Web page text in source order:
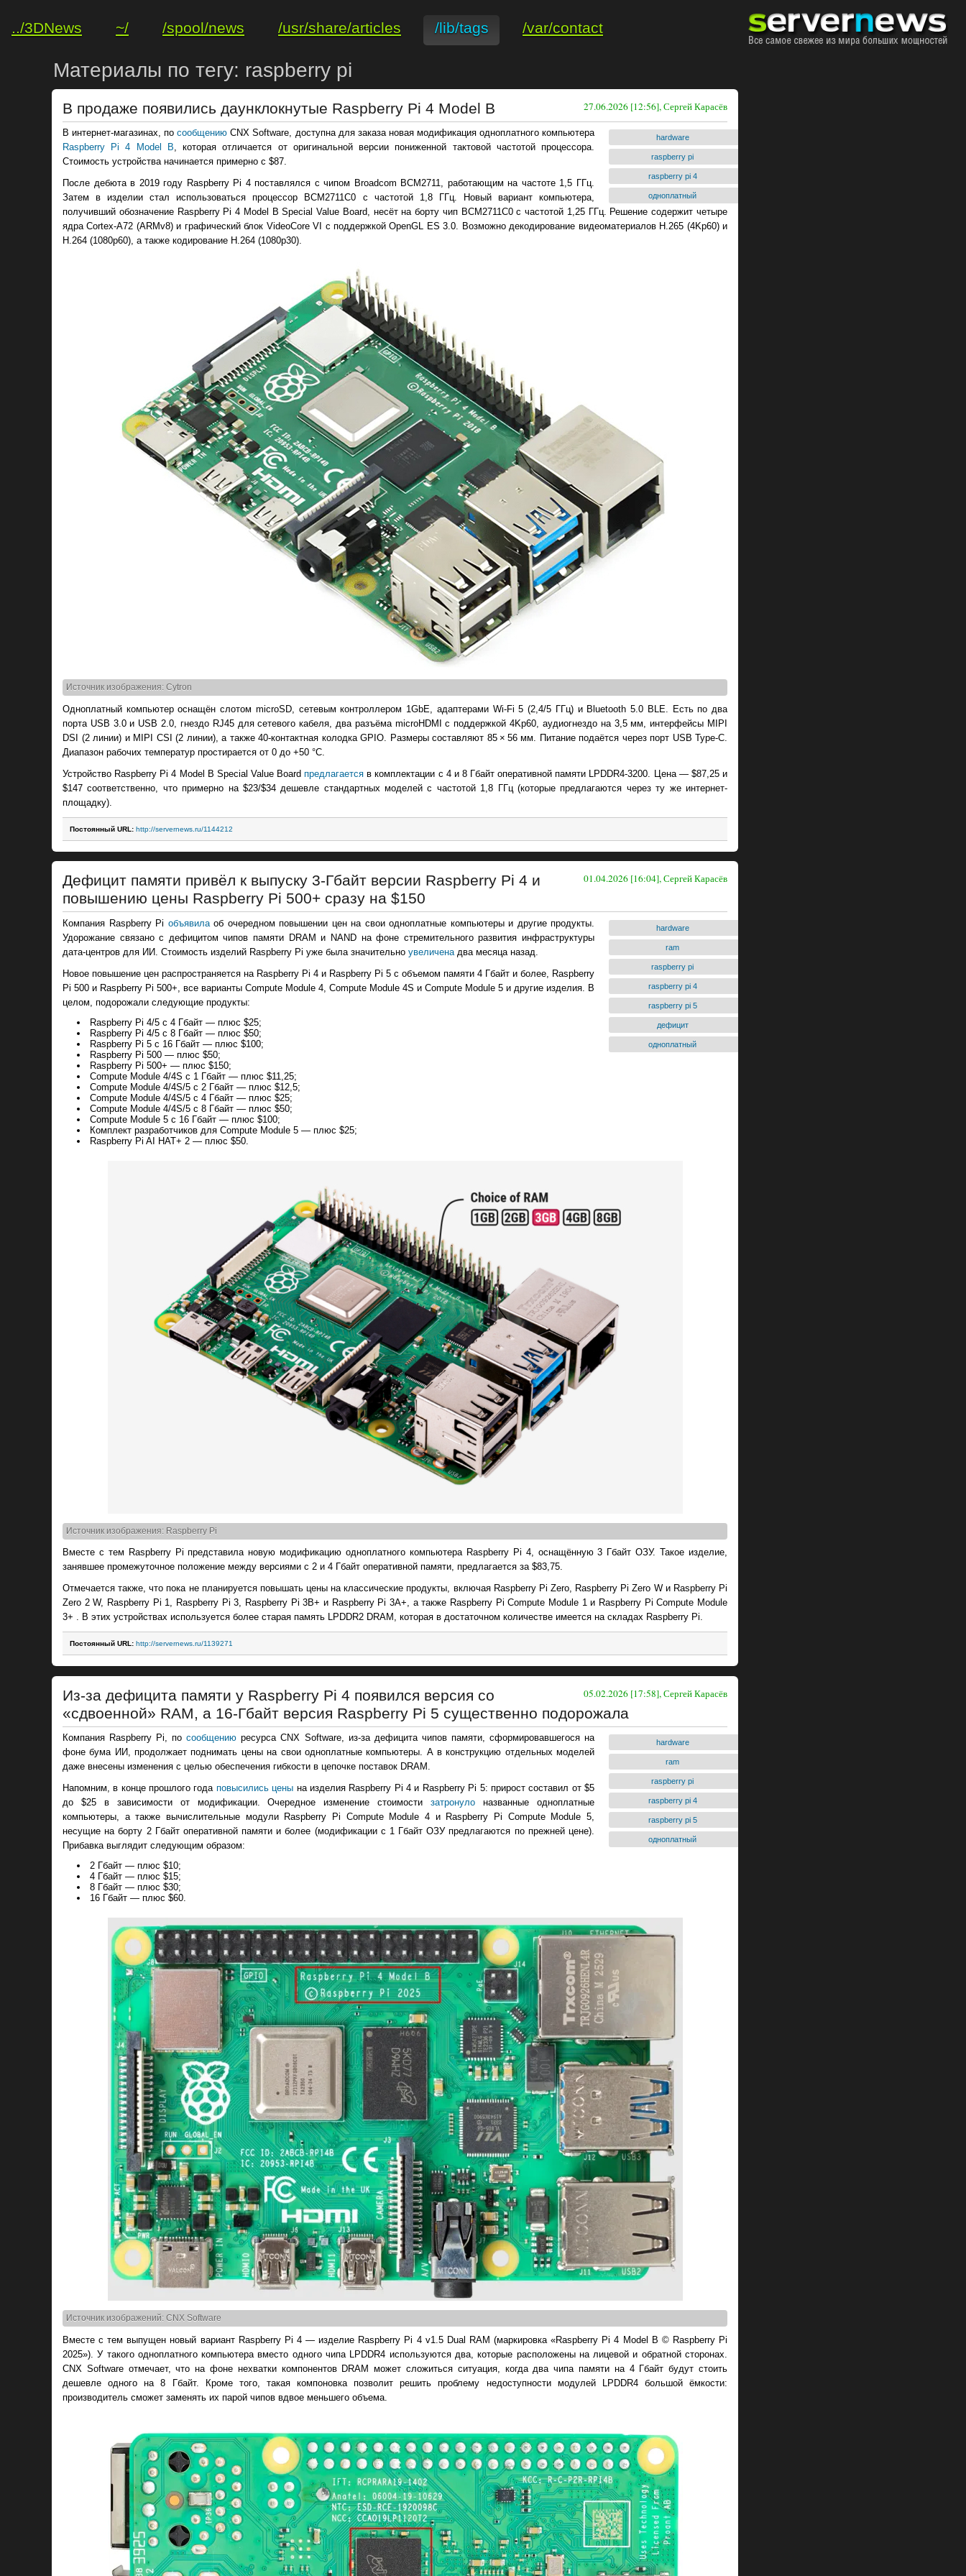
../3DNews ~/ /spool/news /usr/share/articles /lib/tags /var/contact
Материалы по тегу: raspberry pi
27.06.2026 [12:56], Сергей Карасёв
В продаже появились даунклокнутые Raspberry Pi 4 Model B
hardware
raspberry pi
raspberry pi 4
одноплатный
В интернет-магазинах, посообщению CNX Software, доступна для заказа новая модификация одноплатного компьютера
Raspberry Pi 4 Model B, которая отличается от оригинальной версии пониженной тактовой частотой процессора.
Стоимость устройства начинается примерно с $87.
После дебюта в 2019 году Raspberry Pi 4 поставлялся с чипом Broadcom BCM2711, работающим на частоте 1,5 ГГц.
Затем в изделии стал использоваться процессор BCM2711C0 с частотой 1,8 ГГц. Новый вариант компьютера,
получивший обозначение Raspberry Pi 4 Model B Special Value Board, несёт на борту чип BCM2711C0 с частотой 1,25 ГГц. Решение содержит четыре
ядра Cortex-A72 (ARMv8) и графический блок VideoCore VI с поддержкой OpenGL ES 3.0. Возможно декодирование видеоматериалов H.265 (4Kp60) и
H.264 (1080p60), а также кодирование H.264 (1080p30).
Источник изображения: Cytron
Одноплатный компьютер оснащён слотом microSD, сетевым контроллером 1GbE, адаптерами Wi-Fi 5 (2,4/5 ГГц) и Bluetooth 5.0 BLE. Есть по два
порта USB 3.0 и USB 2.0, гнездо RJ45 для сетевого кабеля, два разъёма microHDMI с поддержкой 4Kp60, аудиогнездо на 3,5 мм, интерфейсы MIPI
DSI (2 линии) и MIPI CSI (2 линии), а также 40-контактная колодка GPIO. Размеры составляют 85 × 56 мм. Питание подаётся через порт USB Type-C.
Диапазон рабочих температур простирается от 0 до +50 °C.
Устройство Raspberry Pi 4 Model B Special Value Boardпредлагается в комплектации с 4 и 8 Гбайт оперативной памяти LPDDR4-3200. Цена — $87,25 и
$147 соответственно, что примерно на $23/$34 дешевле стандартных моделей с частотой 1,8 ГГц (которые предлагаются через ту же интернет-
площадку).
Постоянный URL: http://servernews.ru/1144212
01.04.2026 [16:04], Сергей Карасёв
Дефицит памяти привёл к выпуску 3-Гбайт версии Raspberry Pi 4 и
повышению цены Raspberry Pi 500+ сразу на $150
hardware
ram
raspberry pi
raspberry pi 4
raspberry pi 5
дефицит
одноплатный
Компания Raspberry Pi объявилаоб очередном повышении цен на свои одноплатные компьютеры и другие продукты.
Удорожание связано с дефицитом чипов памяти DRAM и NAND на фоне стремительного развития инфраструктуры
дата-центров для ИИ. Стоимость изделий Raspberry Pi уже была значительно увеличена два месяца назад.
Новое повышение цен распространяется на Raspberry Pi 4 и Raspberry Pi 5 с объемом памяти 4 Гбайт и более, Raspberry
Pi 500 и Raspberry Pi 500+, все варианты Compute Module 4, Compute Module 4S и Compute Module 5 и другие изделия. В
целом, подорожали следующие продукты:
Raspberry Pi 4/5 с 4 Гбайт — плюс $25;
Raspberry Pi 4/5 с 8 Гбайт — плюс $50;
Raspberry Pi 5 с 16 Гбайт — плюс $100;
Raspberry Pi 500 — плюс $50;
Raspberry Pi 500+ — плюс $150;
Compute Module 4/4S с 1 Гбайт — плюс $11,25;
Compute Module 4/4S/5 с 2 Гбайт — плюс $12,5;
Compute Module 4/4S/5 с 4 Гбайт — плюс $25;
Compute Module 4/4S/5 с 8 Гбайт — плюс $50;
Compute Module 5 с 16 Гбайт — плюс $100;
Комплект разработчиков для Compute Module 5 — плюс $25;
Raspberry Pi AI HAT+ 2 — плюс $50.
Источник изображения: Raspberry Pi
Вместе с тем Raspberry Pi представила новую модификацию одноплатного компьютера Raspberry Pi 4, оснащённую 3 Гбайт ОЗУ. Такое изделие,
занявшее промежуточное положение между версиями с 2 и 4 Гбайт оперативной памяти, предлагается за $83,75.
Отмечается также, что пока не планируется повышать цены на классические продукты, включая Raspberry Pi Zero, Raspberry Pi Zero W и Raspberry Pi
Zero 2 W, Raspberry Pi 1, Raspberry Pi 3, Raspberry Pi 3B+ и Raspberry Pi 3A+, а также Raspberry Pi Compute Module 1 и Raspberry Pi Compute Module
3+ . В этих устройствах используется более старая память LPDDR2 DRAM, которая в достаточном количестве имеется на складах Raspberry Pi.
Постоянный URL: http://servernews.ru/1139271
05.02.2026 [17:58], Сергей Карасёв
Из-за дефицита памяти у Raspberry Pi 4 появился версия со
«сдвоенной» RAM, а 16-Гбайт версия Raspberry Pi 5 существенно подорожала
hardware
ram
raspberry pi
raspberry pi 4
raspberry pi 5
одноплатный
Компания Raspberry Pi, посообщению ресурса CNX Software, из-за дефицита чипов памяти, сформировавшегося на
фоне бума ИИ, продолжает поднимать цены на свои одноплатные компьютеры. А в конструкцию отдельных моделей
даже внесены изменения с целью обеспечения гибкости в цепочке поставок DRAM.
Напомним, в конце прошлого года повысились цены на изделия Raspberry Pi 4 и Raspberry Pi 5: прирост составил от $5
до $25 в зависимости от модификации. Очередное изменение стоимостизатронуло названные одноплатные
компьютеры, а также вычислительные модули Raspberry Pi Compute Module 4 и Raspberry Pi Compute Module 5,
несущие на борту 2 Гбайт оперативной памяти и более (модификации с 1 Гбайт ОЗУ предлагаются по прежней цене).
Прибавка выглядит следующим образом:
2 Гбайт — плюс $10;
4 Гбайт — плюс $15;
8 Гбайт — плюс $30;
16 Гбайт — плюс $60.
Источник изображений: CNX Software
Вместе с тем выпущен новый вариант Raspberry Pi 4 — изделие Raspberry Pi 4 v1.5 Dual RAM (маркировка «Raspberry Pi 4 Model B © Raspberry Pi
2025»). У такого одноплатного компьютера вместо одного чипа LPDDR4 используются два, которые расположены на лицевой и обратной сторонах.
CNX Software отмечает, что на фоне нехватки компонентов DRAM может сложиться ситуация, когда два чипа памяти на 4 Гбайт будут стоить
дешевле одного на 8 Гбайт. Кроме того, такая компоновка позволит решить проблему недоступности модулей LPDDR4 большой ёмкости:
производитель сможет заменять их парой чипов вдвое меньшего объема.